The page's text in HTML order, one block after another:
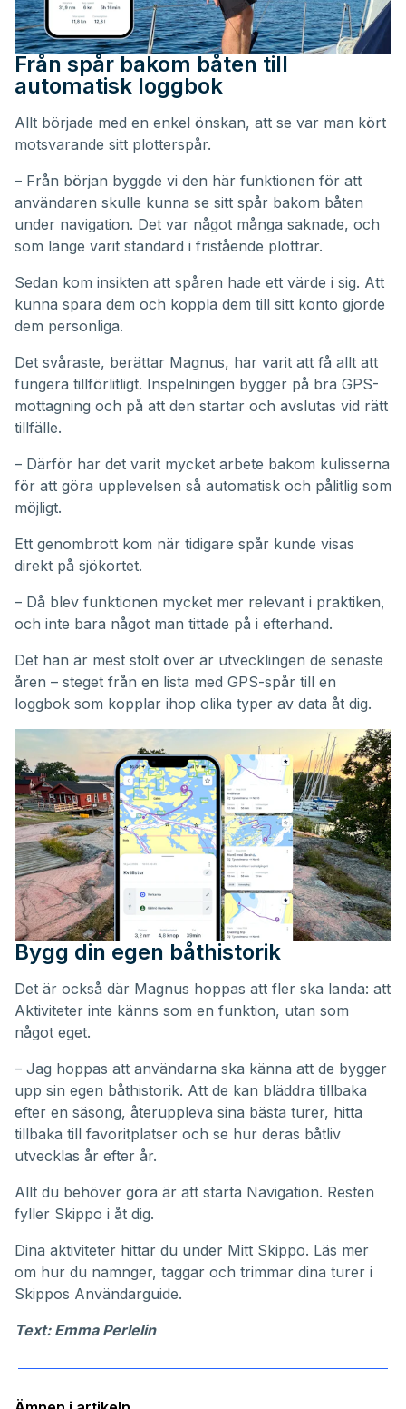
Från spår bakom båten till
automatisk loggbok
Allt började med en enkel önskan, att se var man kört
motsvarande sitt plotterspår.
– Från början byggde vi den här funktionen för att
användaren skulle kunna se sitt spår bakom båten
under navigation. Det var något många saknade, och
som länge varit standard i fristående plottrar.
Sedan kom insikten att spåren hade ett värde i sig. Att
kunna spara dem och koppla dem till sitt konto gjorde
dem personliga.
Det svåraste, berättar Magnus, har varit att få allt att
fungera tillförlitligt. Inspelningen bygger på bra GPS-
mottagning och på att den startar och avslutas vid rätt
tillfälle.
– Därför har det varit mycket arbete bakom kulisserna
för att göra upplevelsen så automatisk och pålitlig som
möjligt.
Ett genombrott kom när tidigare spår kunde visas
direkt på sjökortet.
– Då blev funktionen mycket mer relevant i praktiken,
och inte bara något man tittade på i efterhand.
Det han är mest stolt över är utvecklingen de senaste
åren – steget från en lista med GPS-spår till en
loggbok som kopplar ihop olika typer av data åt dig.
Bygg din egen båthistorik
Det är också där Magnus hoppas att fler ska landa: att
Aktiviteter inte känns som en funktion, utan som
något eget.
– Jag hoppas att användarna ska känna att de bygger
upp sin egen båthistorik. Att de kan bläddra tillbaka
efter en säsong, återuppleva sina bästa turer, hitta
tillbaka till favoritplatser och se hur deras båtliv
utvecklas år efter år.
Allt du behöver göra är att starta Navigation. Resten
fyller Skippo i åt dig.
Dina aktiviteter hittar du under Mitt Skippo. Läs mer
om hur du namnger, taggar och trimmar dina turer i
Skippos Användarguide.
Text: Emma Perlelin